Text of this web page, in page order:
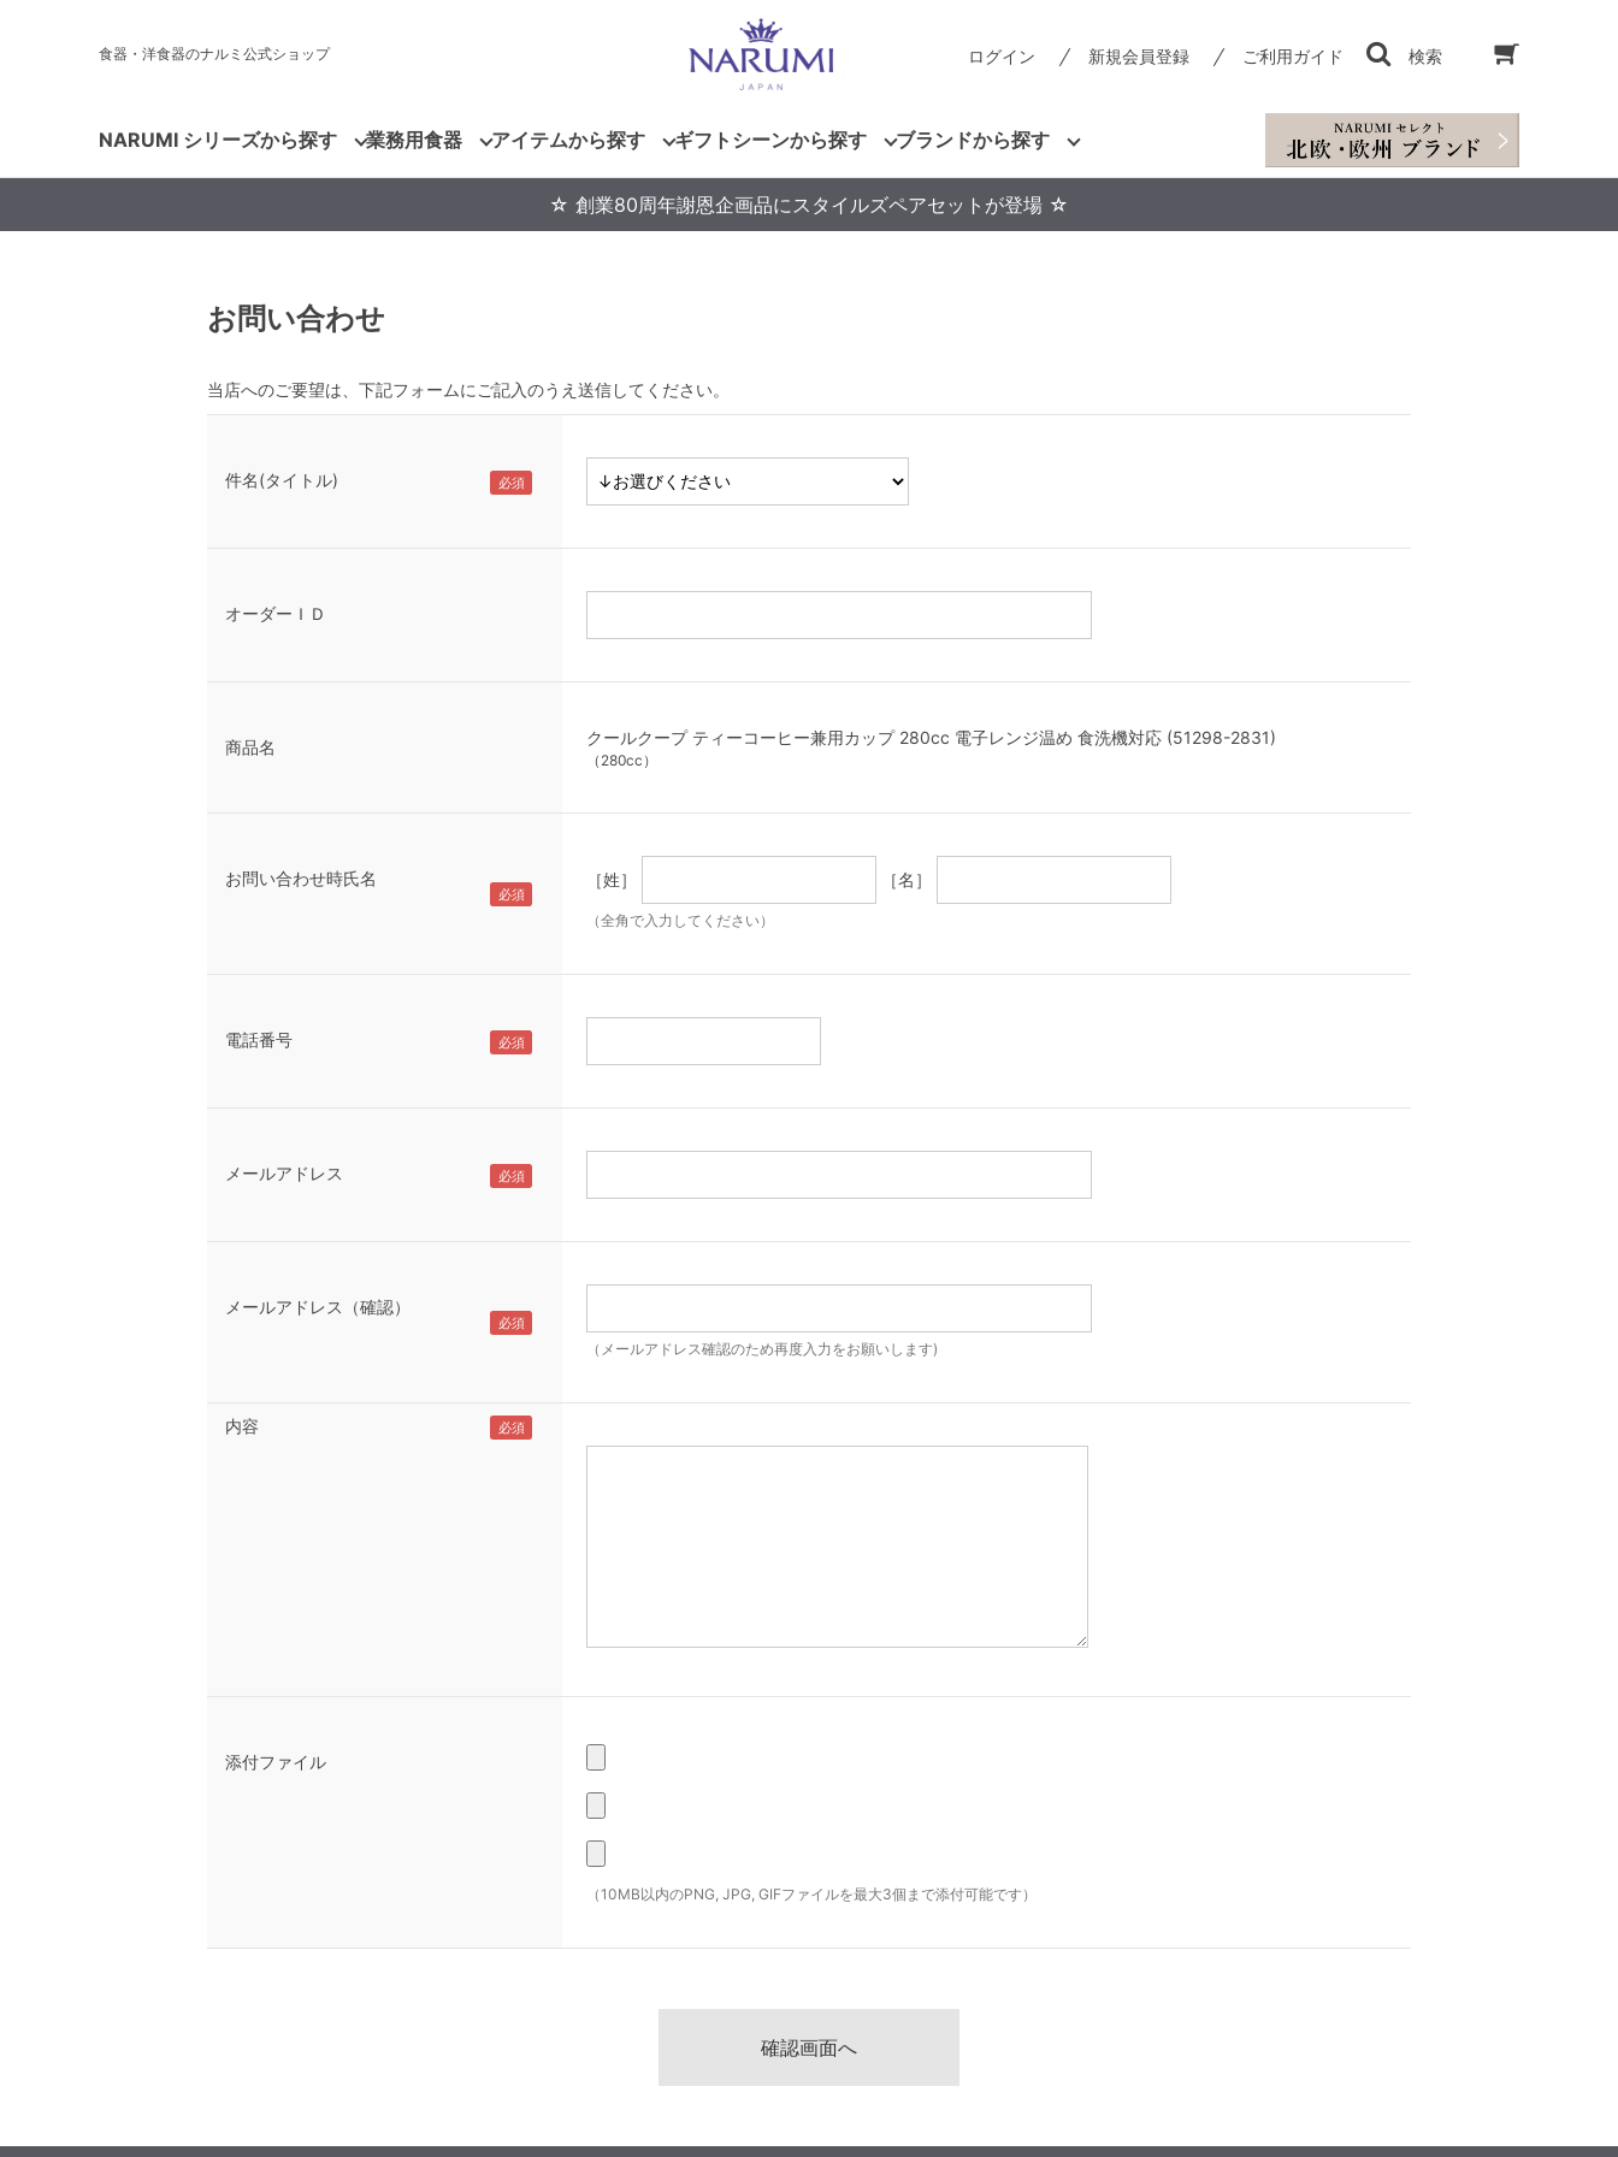
食器・洋食器のナルミ公式ショップ ログイン 新規会員登録 ご利用ガイド 検索
NARUMI シリーズから探す 業務用食器 アイテムから探す ギフトシーンから探す ブランドから探す
☆ 創業80周年謝恩企画品にスタイルズペアセットが登場 ☆
お問い合わせ
当店へのご要望は、下記フォームにご記入のうえ送信してください。
件名(タイトル)
オーダーＩＤ
商品名 クールクープ ティーコーヒー兼用カップ 280cc 電子レンジ温め 食洗機対応 (51298-2831)
（280cc）
お問い合わせ時氏名 ［姓］ ［名］
（全角で入力してください）
電話番号
メールアドレス
メールアドレス（確認）
（メールアドレス確認のため再度入力をお願いします)
内容
添付ファイル
（10MB以内のPNG, JPG, GIFファイルを最大3個まで添付可能です）